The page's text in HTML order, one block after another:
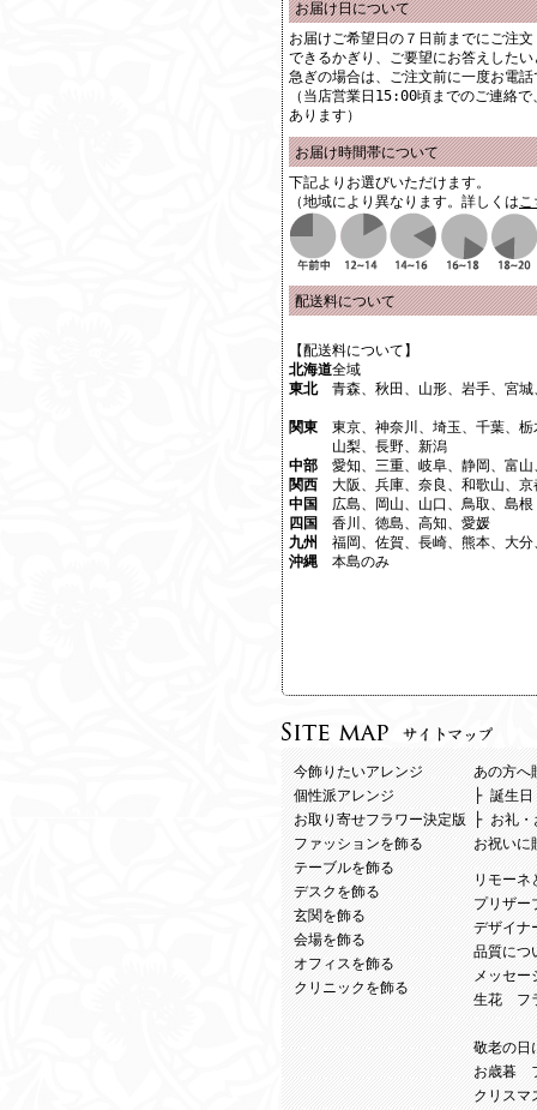
お届け日について
お届けご希望日の７日前までにご注
できるかぎり、ご要望にお答えした
急ぎの場合は、ご注文前に一度お電
（当店営業日15:00頃までのご連絡
あります）
お届け時間帯について
下記よりお選びいただけます。
（地域により異なります。詳しくはこ
配送料について
【配送料について】
北海道全域
東北
青森、秋田、山形、岩手、宮城
関東
東京、神奈川、埼玉、千葉、
山梨、長野、新潟
中部
愛知、三重、岐阜、静岡、富
関西
大阪、兵庫、奈良、和歌山、京
中国
広島、岡山、山口、鳥取、島根
四国
香川、徳島、高知、愛媛
九州
福岡、佐賀、長崎、熊本、大
沖縄
本島のみ
今飾りたいアレンジ
個性派アレンジ
お取り寄せフラワー決定版
ファッションを飾る
テーブルを飾る
デスクを飾る
玄関を飾る
会場を飾る
オフィスを飾る
クリニックを飾る
あの方へ
├ 誕生日
├ お礼
お祝いに
リモーネ
プリザー
デザイナ
品質につ
メッセー
生花 フ
敬老の日
お歳暮
クリス